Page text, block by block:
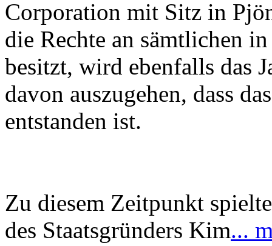
Corporation mit Sitz in
die Rechte an sämtlichen
besitzt, wird ebenfalls das
davon auszugehen, dass
entstanden ist.
Zu diesem Zeitpunkt
des Staatsgründers Kim...